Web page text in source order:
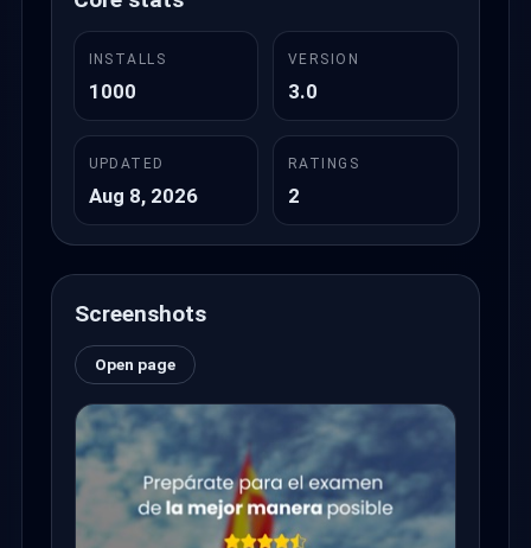
INSTALLS
1000
VERSION
3.0
UPDATED
Aug 8, 2026
RATINGS
2
Screenshots
Open page